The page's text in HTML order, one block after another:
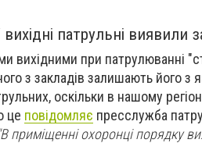
вихідні патрульні виявили
вихідними при патрулюванні
з закладів залишають його з
оскільки в нашому
це повідомляє пресслужба
приміщенні охоронці порядку